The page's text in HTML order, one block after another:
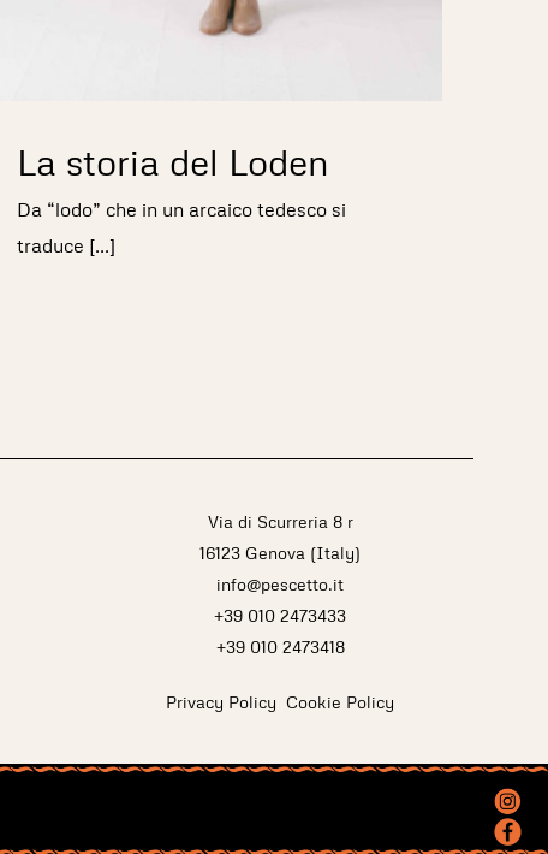
La storia del Loden
Da “lodo” che in un arcaico tedesco si
traduce [...]
Via di Scurreria 8 r
16123 Genova (Italy)
info@pescetto.it
+39 010 2473433
+39 010 2473418
Privacy Policy Cookie Policy